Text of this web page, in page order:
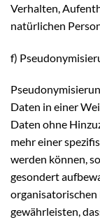
Verhalten,
natürlichen
f)
Daten in einer
Daten ohne
mehr einer
werden können,
gesondert
gewährleisten,